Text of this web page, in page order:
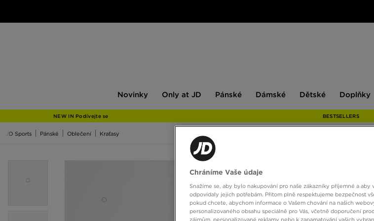
Novinky
JD
Only at JD Pánské Dámské Dětské Doplňky
NEW IN Podívejte se BESTSELLERS
JD Sports Pánské Oblečení Kraťasy
Chráníme Vaše údaje
Snažíme se, aby bylo nakupování pro naše zákazníky příjemné a
odpovídaly jejich potřebám. Přitom plně respektujeme bezpečnost
pokud chcete, abychom informace o Vašem chování na našich
personalizovaného obsahu speciálně pro Vás, včetně doporučení
zájmům, personalizované reklamy nebo k zapamatování vašich